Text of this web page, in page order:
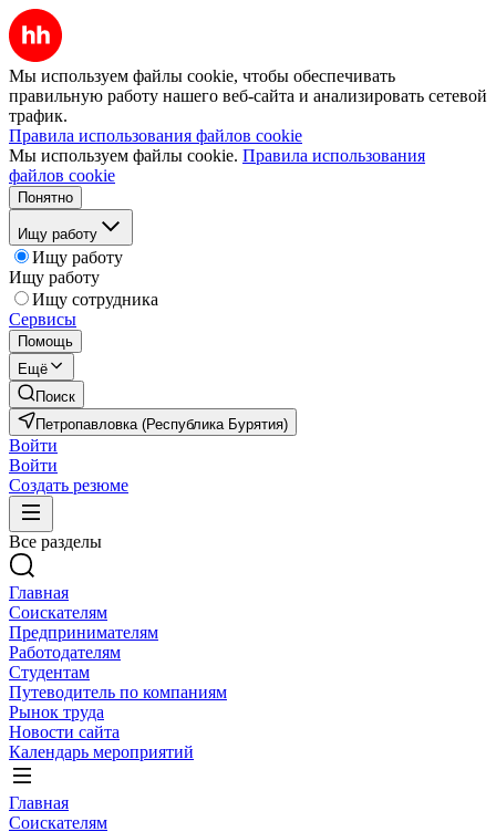
Мы используем файлы cookie, чтобы обеспечивать
правильную работу нашего веб-сайта и анализировать сетевой
трафик.
Правила использования файлов cookie
Мы используем файлы cookie. Правила использования
файлов cookie
Понятно
Ищу работу
Ищу работу
Ищу работу
Ищу сотрудника
Сервисы
Помощь
Ещё
Поиск
Петропавловка (Республика Бурятия)
Войти
Войти
Создать резюме
Все разделы
Главная
Соискателям
Предпринимателям
Работодателям
Студентам
Путеводитель по компаниям
Рынок труда
Новости сайта
Календарь мероприятий
Главная
Соискателям